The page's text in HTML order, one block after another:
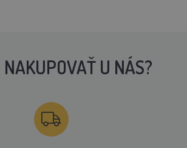
NAKUPOVAŤ U NÁS?